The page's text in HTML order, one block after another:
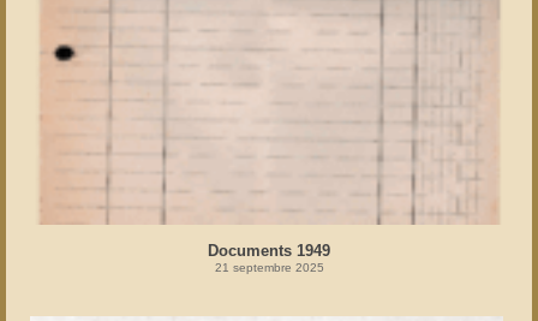
Documents 1949
21 septembre 2025